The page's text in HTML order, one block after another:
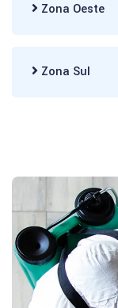
Zona Oeste
Zona Sul